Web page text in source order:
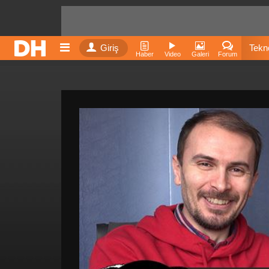
Giriş
Haber Video Galeri Forum